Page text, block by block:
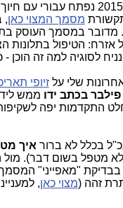
השבוע האחרון בדצמבר 2015
מסמך המצוי כאן,
מדובר במסמך העוסק
הטיפול בתלונות
לסוגיה למה זה הוכן -
שלי עלזיופי
בכתב ידו ממש
בכלל לא ברור איך
בשום דבר). מול
"מאפייני"
זהה (מצוי כאן,